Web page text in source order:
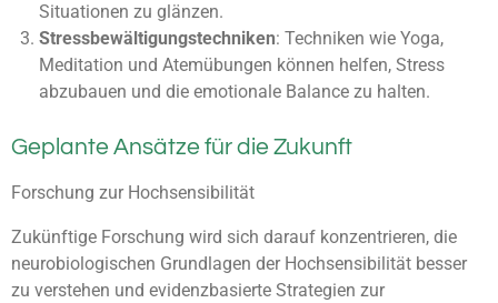
Situationen zu glänzen.
Stressbewältigungstechniken: Techniken wie Yoga,
Meditation und Atemübungen können helfen, Stress
abzubauen und die emotionale Balance zu halten.
Geplante Ansätze für die Zukunft
Forschung zur Hochsensibilität
Zukünftige Forschung wird sich darauf konzentrieren, die
neurobiologischen Grundlagen der Hochsensibilität besser
zu verstehen und evidenzbasierte Strategien zur